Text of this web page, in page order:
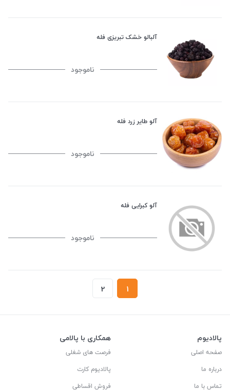
آلبالو خشک تبریزی فله
ناموجود
آلو طایر زرد فله
ناموجود
آلو کبرایی فله
ناموجود
1
2
پالادیوم
صفحه اصلی
درباره ما
تماس با ما
همکاری با پالامی
فرصت های شغلی
پالادیوم کارت
فروش اقساطی